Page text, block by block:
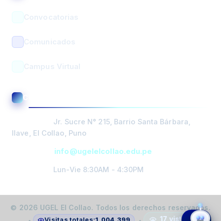
PORTADA
DIRECCIÓN
GESTIÓN
CONTROL
Convocatorias
Comunicados
Campus Virtual
CONTACTO Y ATENCIÓN
Jr. Sucre N° 215, Barrio Santa Bárbara,
Ilave, El Collao, Puno
info@ugelelcollao.edu.pe
Lun-Vie 8:30AM - 4:30PM
© 2026 UGEL El Collao. Todos los derechos reservados.
17 vistas
Horarios Ubicación Contacto Trámites